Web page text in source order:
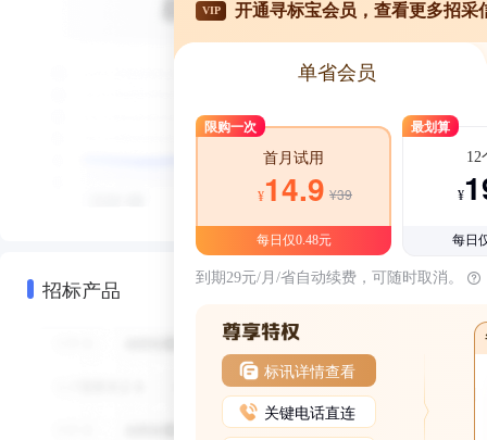
招标产品
VIP 开通寻标宝会员，查看更多招采
单省会员
限购一次
首月试用
¥14.9 ¥39
每日仅0.48元
最划算
12
¥
每日
到期29元/月/省自动续费，可随时取消。
标讯详情查看
关键电话直连